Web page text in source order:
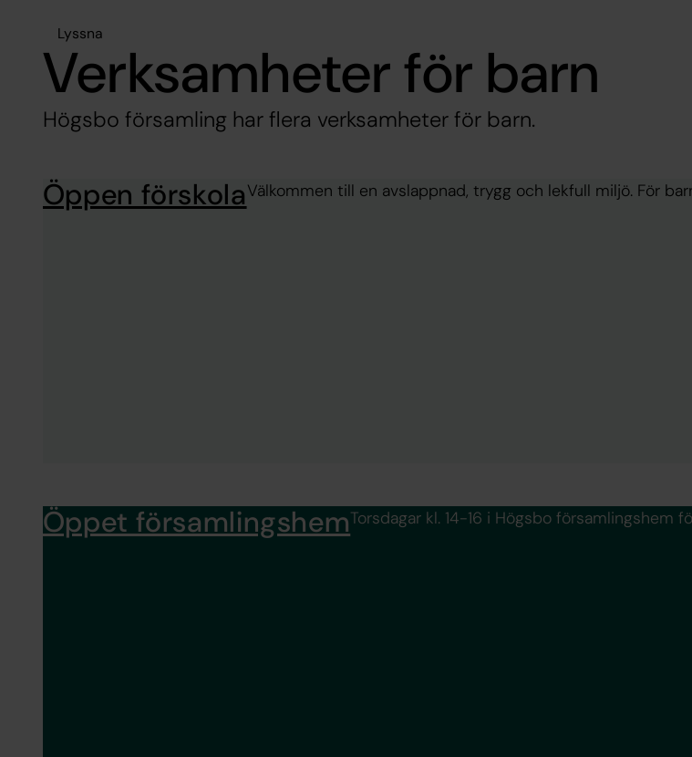
Lyssna
Verksamheter för barn
Högsbo församling har flera verksamheter för barn.
Öppen förskolaVälkommen till en avslappnad, trygg och lekfull miljö. För
Öppet församlingshemTorsdagar kl. 14-16 i Högsbo församlingshem